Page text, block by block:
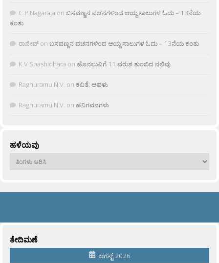
C.P.Nagaraja on ಬಸವಣ್ಣನ ವಚನಗಳಿಂದ ಆಯ್ದ ಸಾಲುಗಳ ಓದು – 13ನೆಯ
ಕಂತು
ರಾಜೀವ್ on ಬಸವಣ್ಣನ ವಚನಗಳಿಂದ ಆಯ್ದ ಸಾಲುಗಳ ಓದು – 13ನೆಯ ಕಂತು
K.V Shashidhara on ಹೊನಲುವಿಗೆ 11 ವರುಶ ತುಂಬಿದ ನಲಿವು
Raghuramu N.V. on ಕವಿತೆ: ಅವಳು
Raghuramu N.V. on ಹನಿಗವನಗಳು
ಹಳೆಯವು
ಹಳೆಯವು
ತೇದಿಮಣೆ
ಆಗಸ್ಟ್ 2026